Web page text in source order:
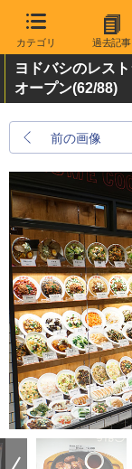
カテゴリ 過去記事
ヨドバシのレス
オープン(62/88)
前の画像